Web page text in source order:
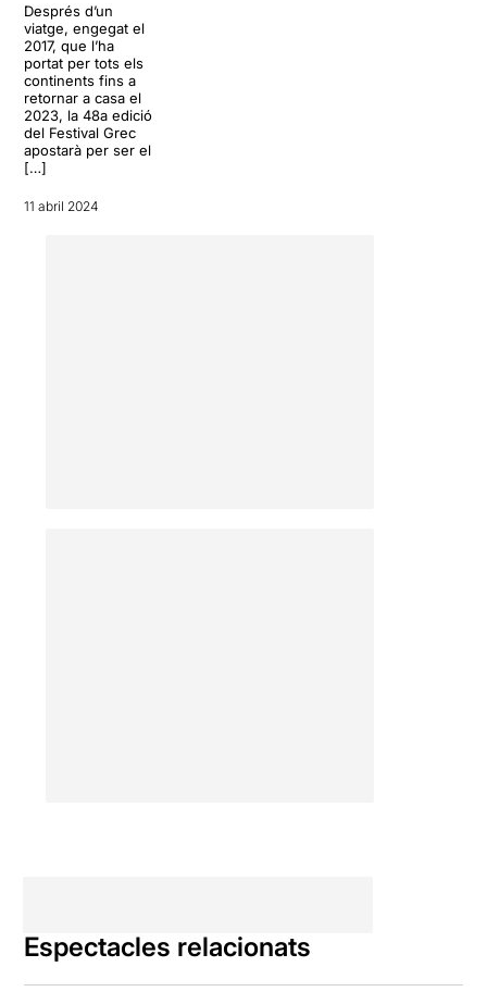
Després d’un
viatge, engegat el
2017, que l’ha
portat per tots els
continents fins a
retornar a casa el
2023, la 48a edició
del Festival Grec
apostarà per ser el
[…]
11 abril 2024
Espectacles relacionats